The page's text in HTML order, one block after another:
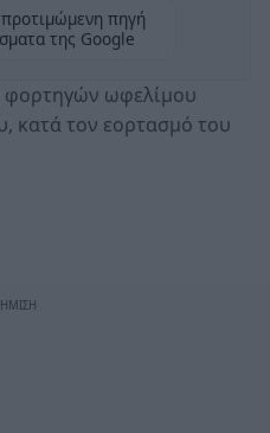
πηγή
της Google
ωφελίμου
κατά τον εορτασμό του